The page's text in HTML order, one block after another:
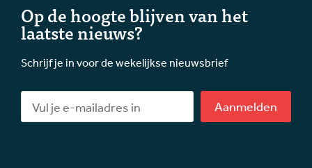
Op de hoogte blijven van het
laatste nieuws?
Schrijf je in voor de wekelijkse nieuwsbrief
Aanmelden